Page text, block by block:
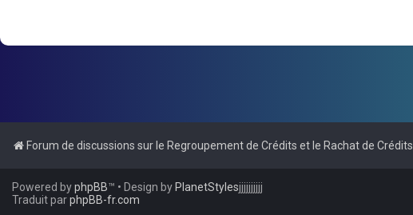
Forum de discussions sur le Regroupement de Crédits et le Rachat de Crédits
Powered byphpBB™ • Design by PlanetStylesjjjjjjjjjj
Traduit parphpBB-fr.com